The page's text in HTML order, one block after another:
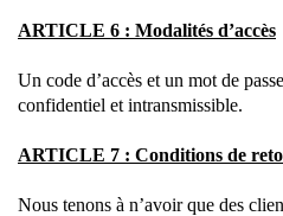
ARTICLE 6 : Modalités d’accès
Un code d’accès et un mot de
confidentiel et intransmissible.
ARTICLE 7 : Conditions de
Nous tenons à n’avoir que des